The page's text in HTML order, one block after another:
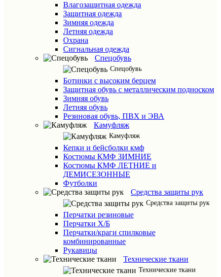
Влагозащитная одежда
Защитная одежда
Зимняя одежда
Летняя одежда
Охрана
Сигнальная одежда
Спецобувь
Спецобувь
Ботинки с высоким берцем
Защитная обувь с металлическим подноском
Зимняя обувь
Летняя обувь
Резиновая обувь, ПВХ и ЭВА
Камуфляж
Камуфляж
Кепки и бейсболки кмф
Костюмы КМФ ЗИМНИЕ
Костюмы КМФ ЛЕТНИЕ и
ДЕМИСЕЗОННЫЕ
Футболки
Средства защиты рук
Средства защиты рук
Перчатки резиновые
Перчатки Х/Б
Перчатки/краги спилковые
комбинированные
Рукавицы
Технические ткани
Технические ткани